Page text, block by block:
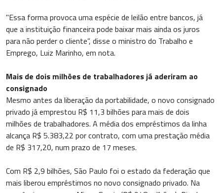
"Essa forma provoca uma espécie de leilão entre bancos, já
que a instituição financeira pode baixar mais ainda os juros
para não perder o cliente”, disse o ministro do Trabalho e
Emprego, Luiz Marinho, em nota.
Mais de dois milhões de trabalhadores já aderiram ao
consignado
Mesmo antes da liberação da portabilidade, o novo consignado
privado já emprestou R$ 11,3 bilhões para mais de dois
milhões de trabalhadores. A média dos empréstimos da linha
alcança R$ 5.383,22 por contrato, com uma prestação média
de R$ 317,20, num prazo de 17 meses.
Com R$ 2,9 bilhões, São Paulo foi o estado da federação que
mais liberou empréstimos no novo consignado privado. Na